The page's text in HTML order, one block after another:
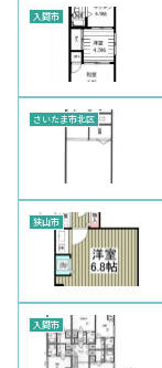
入間市
さいたま市北区
狭山市
入間市